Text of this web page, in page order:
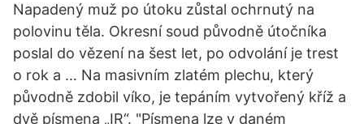
Napadený muž po útoku zůstal ochrnutý na
polovinu těla. Okresní soud původně útočníka
poslal do vězení na šest let, po odvolání je trest
o rok a … Na masivním zlatém plechu, který
původně zdobil víko, je tepáním vytvořený kříž a
dvě písmena „IR“. "Písmena lze v daném